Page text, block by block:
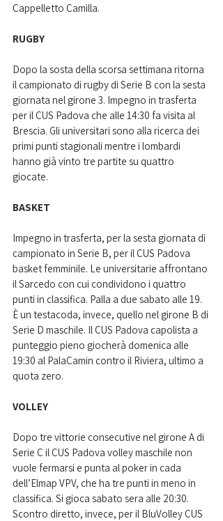
Cappelletto Camilla.
RUGBY
Dopo la sosta della scorsa settimana ritorna
il campionato di rugby di Serie B con la sesta
giornata nel girone 3. Impegno in trasferta
per il CUS Padova che alle 14:30 fa visita al
Brescia. Gli universitari sono alla ricerca dei
primi punti stagionali mentre i lombardi
hanno già vinto tre partite su quattro
giocate.
BASKET
Impegno in trasferta, per la sesta giornata di
campionato in Serie B, per il CUS Padova
basket femminile. Le universitarie affrontano
il Sarcedo con cui condividono i quattro
punti in classifica. Palla a due sabato alle 19.
È un testacoda, invece, quello nel girone B di
Serie D maschile. Il CUS Padova capolista a
punteggio pieno giocherà domenica alle
19:30 al PalaCamin contro il Riviera, ultimo a
quota zero.
VOLLEY
Dopo tre vittorie consecutive nel girone A di
Serie C il CUS Padova volley maschile non
vuole fermarsi e punta al poker in cada
dell’Elmap VPV, che ha tre punti in meno in
classifica. Si gioca sabato sera alle 20:30.
Scontro diretto, invece, per il BluVolley CUS